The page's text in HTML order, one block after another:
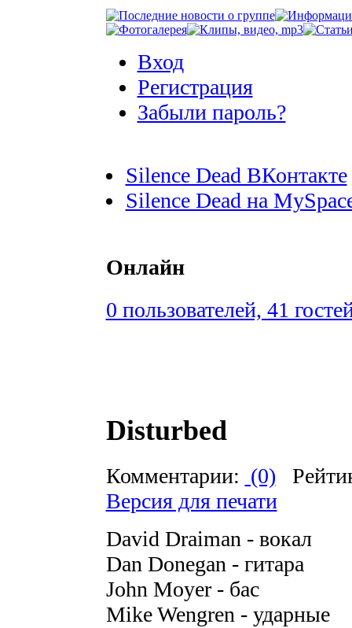
Вход
Регистрация
Забыли пароль?
Silence Dead ВКонтакте
Silence Dead на
Онлайн
0 пользователей, 41
Disturbed
Комментарии: (0)
Версия для печати
David Draiman - вокал
Dan Donegan - гитара
John Moyer - бас
Mike Wengren - ударные